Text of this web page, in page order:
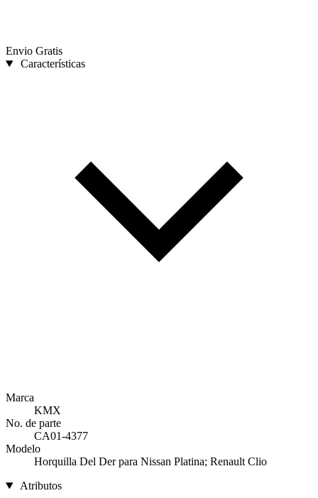
Envio Gratis
Características
Marca
KMX
No. de parte
CA01-4377
Modelo
Horquilla Del Der para Nissan Platina; Renault Clio
Atributos